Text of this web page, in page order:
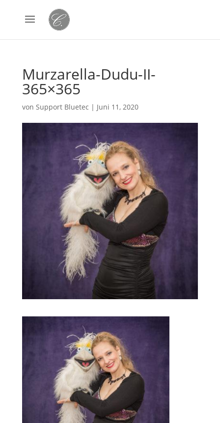
Murzarella-Dudu-II-
365×365
von Support Bluetec | Juni 11, 2020